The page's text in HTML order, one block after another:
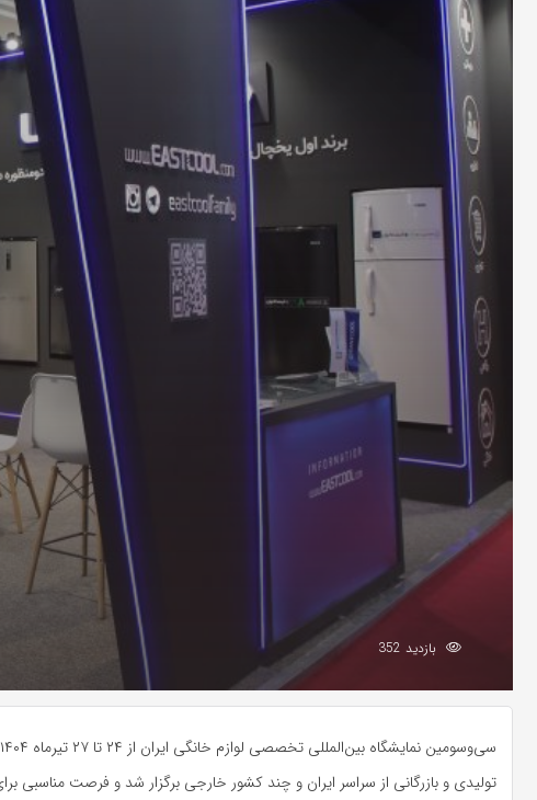
بازدید 352
تولیدی و بازرگانی از سراسر ایران و چند کشور خارجی برگزار شد و فرصت مناسبی